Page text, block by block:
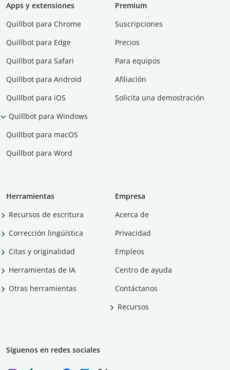
Apps y extensiones
Quillbot para Chrome
Quillbot para Edge
Quillbot para Safari
Quillbot para Android
Quillbot para iOS
Quillbot para Windows
Quillbot para macOS
Quillbot para Word
Premium
Suscripciones
Precios
Para equipos
Afiliación
Solicita una demostración
Herramientas
Recursos de escritura
Corrección lingüística
Citas y originalidad
Herramientas de IA
Otras herramientas
Empresa
Acerca de
Privacidad
Empleos
Centro de ayuda
Contáctanos
Recursos
Síguenos en redes sociales